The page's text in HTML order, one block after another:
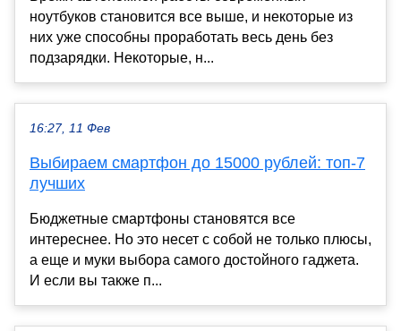
ноутбуков становится все выше, и некоторые из
них уже способны проработать весь день без
подзарядки. Некоторые, н...
16:27, 11 Фев
Выбираем смартфон до 15000 рублей: топ-7
лучших
Бюджетные смартфоны становятся все
интереснее. Но это несет с собой не только плюсы,
а еще и муки выбора самого достойного гаджета.
И если вы также п...